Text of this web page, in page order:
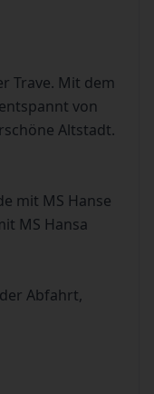
Trave. Mit dem
von
Altstadt.
mit MS Hanse
MS Hansa
Abfahrt,